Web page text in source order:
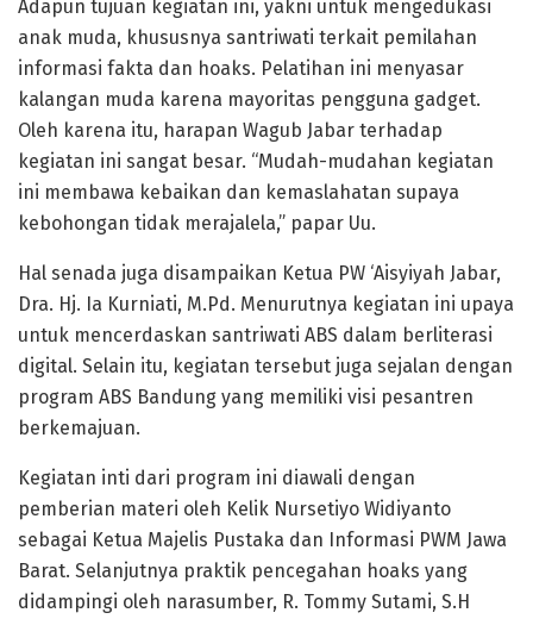
Adapun tujuan kegiatan ini, yakni untuk mengedukasi
anak muda, khususnya santriwati terkait pemilahan
informasi fakta dan hoaks. Pelatihan ini menyasar
kalangan muda karena mayoritas pengguna gadget.
Oleh karena itu, harapan Wagub Jabar terhadap
kegiatan ini sangat besar. “Mudah-mudahan kegiatan
ini membawa kebaikan dan kemaslahatan supaya
kebohongan tidak merajalela,” papar Uu.
Hal senada juga disampaikan Ketua PW ‘Aisyiyah Jabar,
Dra. Hj. Ia Kurniati, M.Pd. Menurutnya kegiatan ini upaya
untuk mencerdaskan santriwati ABS dalam berliterasi
digital. Selain itu, kegiatan tersebut juga sejalan dengan
program ABS Bandung yang memiliki visi pesantren
berkemajuan.
Kegiatan inti dari program ini diawali dengan
pemberian materi oleh Kelik Nursetiyo Widiyanto
sebagai Ketua Majelis Pustaka dan Informasi PWM Jawa
Barat. Selanjutnya praktik pencegahan hoaks yang
didampingi oleh narasumber, R. Tommy Sutami, S.H